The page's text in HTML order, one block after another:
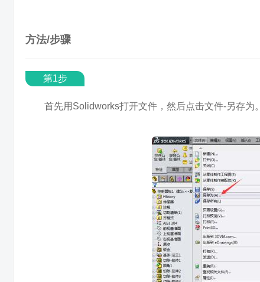
方法/步骤
第1步
首先用Solidworks打开文件，然后点击文件-另存为。